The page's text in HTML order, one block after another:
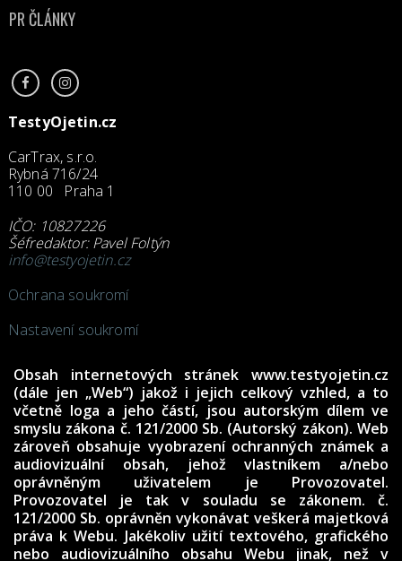
PR ČLÁNKY
TestyOjetin.cz
CarTrax, s.r.o.
Rybná 716/24
110 00 Praha 1
IČO: 10827226
Šéfredaktor: Pavel Foltýn
info@testyojetin.cz
Ochrana soukromí
Nastavení soukromí
Obsah internetových stránek www.testyojetin.cz
(dále jen „Web“) jakož i jejich celkový vzhled, a to
včetně loga a jeho částí, jsou autorským dílem ve
smyslu zákona č. 121/2000 Sb. (Autorský zákon). Web
zároveň obsahuje vyobrazení ochranných známek a
audiovizuální obsah, jehož vlastníkem a/nebo
oprávněným uživatelem je Provozovatel.
Provozovatel je tak v souladu se zákonem. č.
121/2000 Sb. oprávněn vykonávat veškerá majetková
práva k Webu. Jakékoliv užití textového, grafického
nebo audiovizuálního obsahu Webu jinak, než v